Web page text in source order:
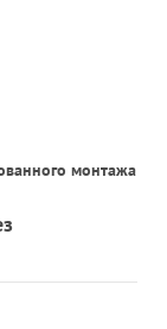
монтажа